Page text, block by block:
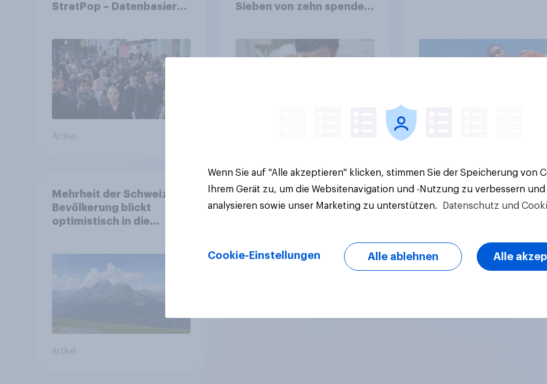
StratPop – Datenbasierte
Artikel
Sieben von zehn spenden,
Mehrheit der Schweizer
Bevölkerung blickt
optimistisch in die
Gesundheitswesen und
Altersvorsorge
Artikel
Wenn Sie auf "Alle akzeptieren" klicken, stimmen Sie der Speicherung von
Ihrem Gerät zu, um die Websitenavigation und -Nutzung zu verbessern
analysieren sowie unser Marketing zu unterstützen.
Datenschutz und
Cookie-Einstellungen Alle ablehnen Alle